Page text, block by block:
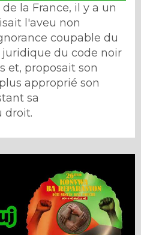
la France, il y a un
l'aveu non
coupable du
du code noir
et, proposait son
approprié son
sa
droit.